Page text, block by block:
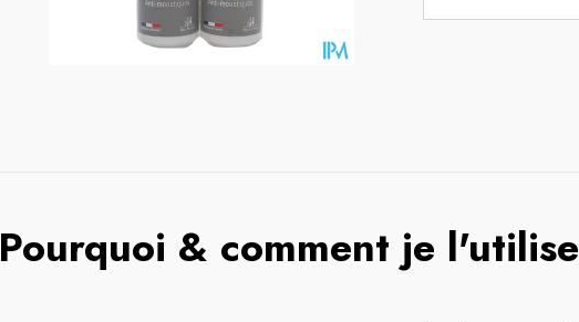
Pourquoi & comment je l'utilise